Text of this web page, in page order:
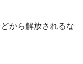
から解放されるな